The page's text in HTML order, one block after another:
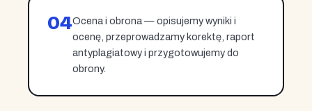
04Ocena i obrona — opisujemy wyniki i
ocenę, przeprowadzamy korektę, raport
antyplagiatowy i przygotowujemy do
obrony.